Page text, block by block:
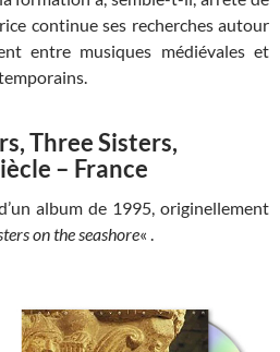
continue ses recherches autour
entre musiques médiévales et
Three Sisters,
– France
album de 1995, originellement
on the seashore« .